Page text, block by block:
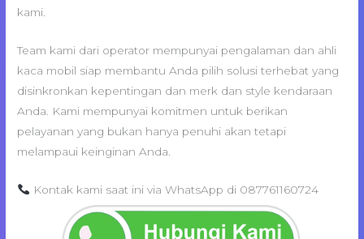
kami.
Team kami dari operator mempunyai pengalaman dan ahli
kaca mobil siap membantu Anda pilih solusi terhebat yang
disinkronkan kepentingan dan merk dan style kendaraan
Anda. Kami mempunyai komitmen untuk berikan
pelayanan yang bukan hanya penuhi akan tetapi
melampaui keinginan Anda.
Kontak kami saat ini via WhatsApp di 087761160724